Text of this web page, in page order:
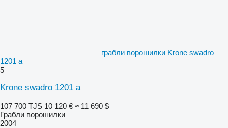
грабли ворошилки Krone swadro
1201 a
5
Krone swadro 1201 a
107 700 TJS 10 120 € ≈ 11 690 $
Грабли ворошилки
2004